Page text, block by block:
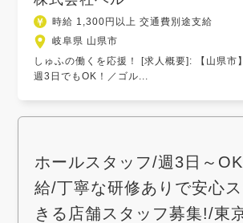
時給 1,300円以上 交通費別途支給
岐阜県 山県市
しゅふの働くを応援！ [求人概要]: 【山県市
週3日でもOK！／ゴル...
ホールスタッフ/週3日～
給/丁寧な研修ありで安心
きる店舗スタッフ募集!/東